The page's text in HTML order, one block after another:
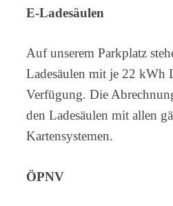
E-Ladesäulen
Auf unserem Parkplatz
Ladesäulen mit je 22 kWh
Verfügung. Die
den Ladesäulen mit allen
Kartensystemen.
ÖPNV